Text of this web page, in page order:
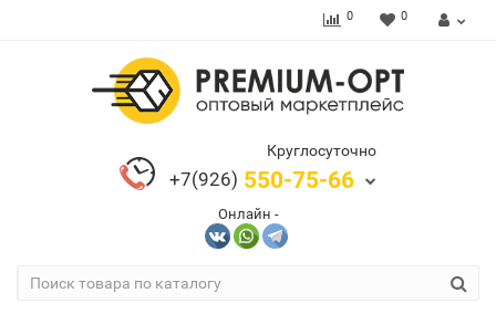
0 0
Круглосуточно
+7(926) 550-75-66
Онлайн -